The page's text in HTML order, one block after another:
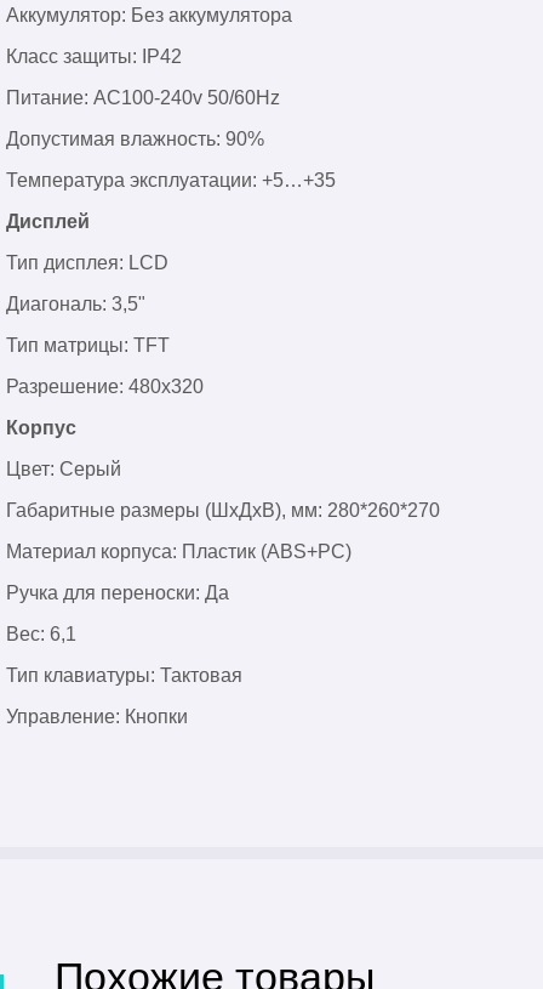
Аккумулятор: Без аккумулятора
Класс защиты: IP42
Питание: AC100-240v 50/60Hz
Допустимая влажность: 90%
Температура эксплуатации: +5…+35
Дисплей
Тип дисплея: LCD
Диагональ: 3,5"
Тип матрицы: TFT
Разрешение: 480х320
Корпус
Цвет: Серый
Габаритные размеры (ШхДхВ), мм: 280*260*270
Материал корпуса: Пластик (ABS+PC)
Ручка для переноски: Да
Вес: 6,1
Тип клавиатуры: Тактовая
Управление: Кнопки
Похожие товары